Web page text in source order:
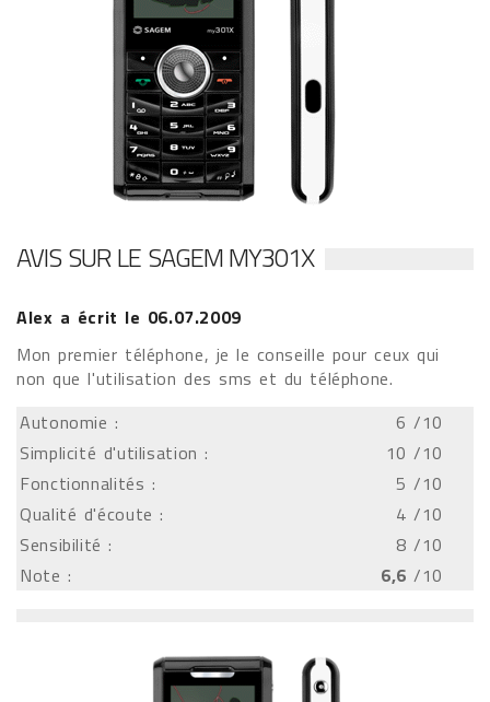
AVIS SUR LE SAGEM MY301X
Alex a écrit le 06.07.2009
Mon premier téléphone, je le conseille pour ceux qui
non que l'utilisation des sms et du téléphone.
Autonomie :
6 /10
Simplicité d'utilisation :
10 /10
Fonctionnalités :
5 /10
Qualité d'écoute :
4 /10
Sensibilité :
8 /10
Note :
6,6 /10